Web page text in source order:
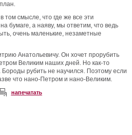
том смысле, что где же все эти
бумаге, а наяву, мы ответим, что ведь
очень маленькие, незаметные
Анатольевичу. Он хочет прорубить
Великим наших дней. Но как-то
Бороды рубить не научился. Поэтому если
что нано-Петром и нано-Великим.
напечатать